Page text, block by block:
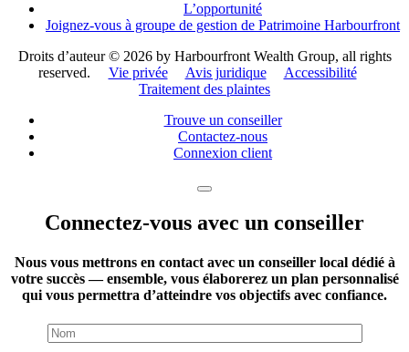
L’opportunité
Joignez-vous à groupe de gestion de Patrimoine Harbourfront
Droits d’auteur © 2026 by Harbourfront Wealth Group, all rights
reserved. Vie privée Avis juridique
Accessibilité
Traitement des plaintes
Trouve un conseiller
Contactez-nous
Connexion client
Connectez-vous avec un conseiller
Nous vous mettrons en contact avec un conseiller local dédié à
votre succès — ensemble, vous élaborerez un plan personnalisé
qui vous permettra d’atteindre vos objectifs avec confiance.